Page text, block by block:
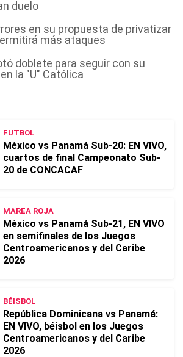
duelo
en su propuesta de privatizar
más ataques
doblete para seguir con su
la "U" Católica
FUTBOL
México vs Panamá Sub-20: EN VIVO,
cuartos de final Campeonato Sub-
20 de CONCACAF
MAREA ROJA
México vs Panamá Sub-21, EN VIVO
en semifinales de los Juegos
Centroamericanos y del Caribe
2026
BÉISBOL
República Dominicana vs Panamá:
EN VIVO, béisbol en los Juegos
Centroamericanos y del Caribe
2026